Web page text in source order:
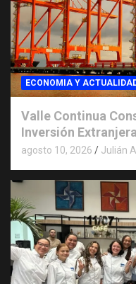
ECONOMIA Y
Valle Continua
Inversión
agosto 10, 2026 Julián